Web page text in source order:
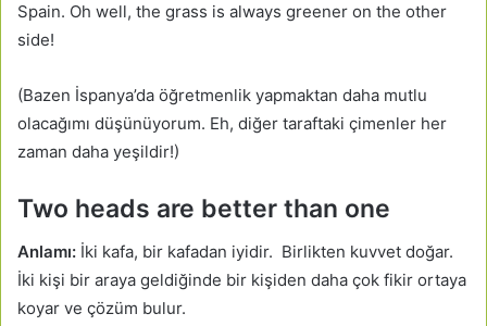
Spain. Oh well, the grass is always greener on the other
side!
(Bazen İspanya’da öğretmenlik yapmaktan daha mutlu
olacağımı düşünüyorum. Eh, diğer taraftaki çimenler her
zaman daha yeşildir!)
Two heads are better than one
Anlamı: İki kafa, bir kafadan iyidir. Birlikten kuvvet doğar.
İki kişi bir araya geldiğinde bir kişiden daha çok fikir ortaya
koyar ve çözüm bulur.